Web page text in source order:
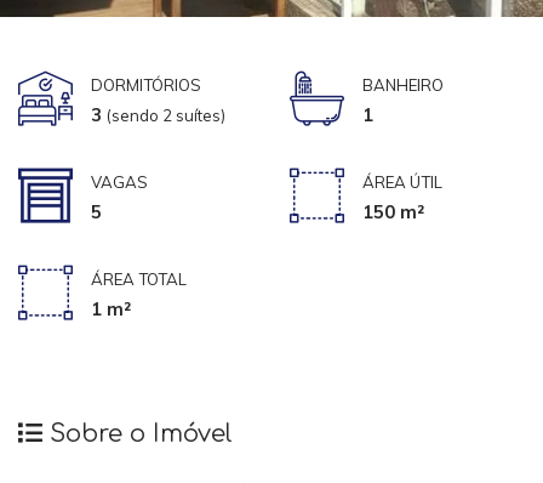
DORMITÓRIOS
3 (sendo 2 suítes)
BANHEIRO
1
VAGAS
5
ÁREA ÚTIL
150 m²
ÁREA TOTAL
1 m²
Sobre o Imóvel